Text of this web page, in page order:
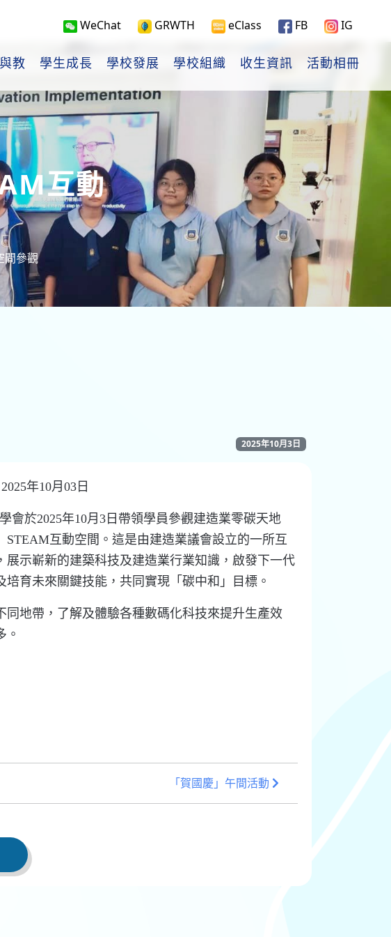
WeChat GRWTH eClass FB IG
教 學生成長 學校發展 學校組織 收生資訊 活動相冊
互動
間參觀
2025年10月3日
年10月03日
會於2025年10月3日帶領學員參觀建造業零碳天地
STEAM互動空間。這是由建造業議會設立的一所互
展示嶄新的建築科技及建造業行業知識，啟發下一代
培育未來關鍵技能，共同實現「碳中和」目標。
同地帶，了解及體驗各種數碼化科技來提升生產效
。
「賀國慶」午間活動